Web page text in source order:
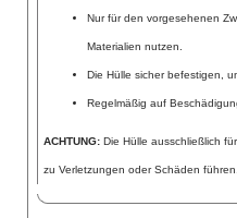
Nur für den vorgesehenen
Materialien nutzen.
Die Hülle sicher befestigen,
Regelmäßig auf
ACHTUNG: Die Hülle ausschließlich
zu Verletzungen oder Schäden führen.